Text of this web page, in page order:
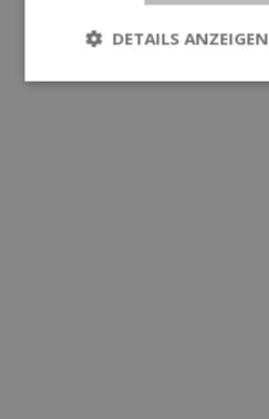
DETAILS ANZEIGEN